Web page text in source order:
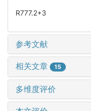
R777.2+3
参考文献
相关文章 15
多维度评价